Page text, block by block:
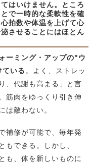
はいけません。ところ
で一時的な柔軟性を確
拍数や体温を上げて心
させることにはほとん
ーミング・アップの"ウ
いる 。よく、ストレッ
、代謝も高まる」と言
筋肉をゆっくり引き伸
は敵わない。
補修が可能で、毎年発
もできる。しかし、
も、体を新しいものに